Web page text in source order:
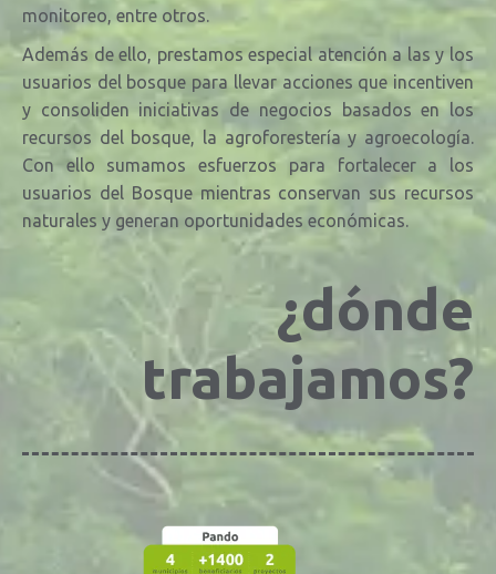
monitoreo, entre otros.
Además de ello, prestamos especial atención a las y los
usuarios del bosque para llevar acciones que incentiven
y consoliden iniciativas de negocios basados en los
recursos del bosque, la agroforestería y agroecología.
Con ello sumamos esfuerzos para fortalecer a los
usuarios del Bosque mientras conservan sus recursos
naturales y generan oportunidades económicas.
¿dónde
trabajamos?